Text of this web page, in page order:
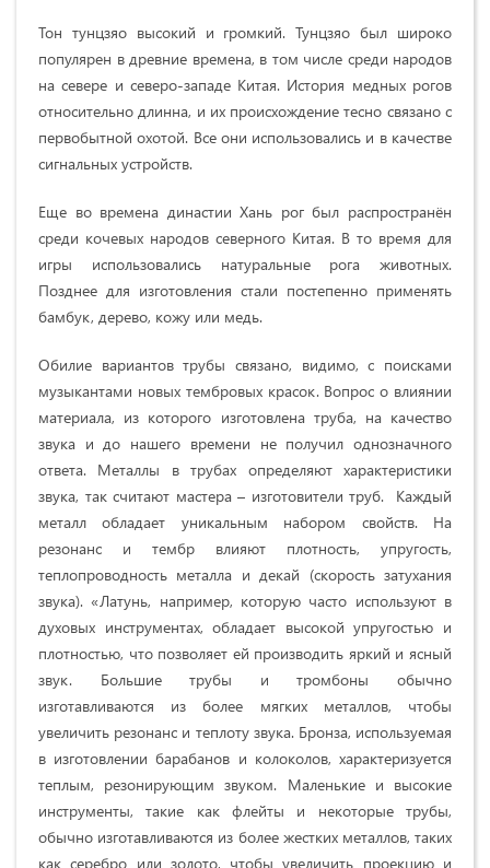
Тон тунцзяо высокий и громкий. Тунцзяо был широко
популярен в древние времена, в том числе среди народов
на севере и северо-западе Китая. История медных рогов
относительно длинна, и их происхождение тесно связано с
первобытной охотой. Все они использовались и в качестве
сигнальных устройств.
Еще во времена династии Хань рог был распространён
среди кочевых народов северного Китая. В то время для
игры использовались натуральные рога животных.
Позднее для изготовления стали постепенно применять
бамбук, дерево, кожу или медь.
Обилие вариантов трубы связано, видимо, с поисками
музыкантами новых тембровых красок. Вопрос о влиянии
материала, из которого изготовлена труба, на качество
звука и до нашего времени не получил однозначного
ответа. Металлы в трубах определяют характеристики
звука, так считают мастера – изготовители труб. Каждый
металл обладает уникальным набором свойств. На
резонанс и тембр влияют плотность, упругость,
теплопроводность металла и декай (скорость затухания
звука). «Латунь, например, которую часто используют в
духовых инструментах, обладает высокой упругостью и
плотностью, что позволяет ей производить яркий и ясный
звук. Большие трубы и тромбоны обычно
изготавливаются из более мягких металлов, чтобы
увеличить резонанс и теплоту звука. Бронза, используемая
в изготовлении барабанов и колоколов, характеризуется
теплым, резонирующим звуком. Маленькие и высокие
инструменты, такие как флейты и некоторые трубы,
обычно изготавливаются из более жестких металлов, таких
как серебро или золото, чтобы увеличить проекцию и